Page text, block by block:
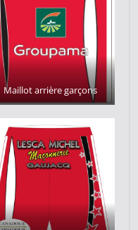
Maillot arrière garçons